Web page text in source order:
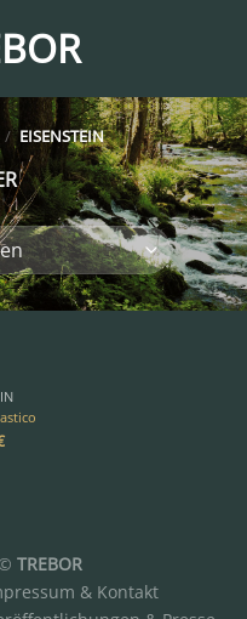
/ EISENSTEIN
TREBOR
& Kontakt